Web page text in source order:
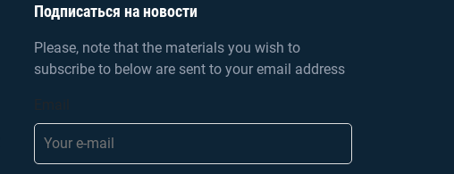
Подписаться на новости
Please, note that the materials you wish to
subscribe to below are sent to your email address